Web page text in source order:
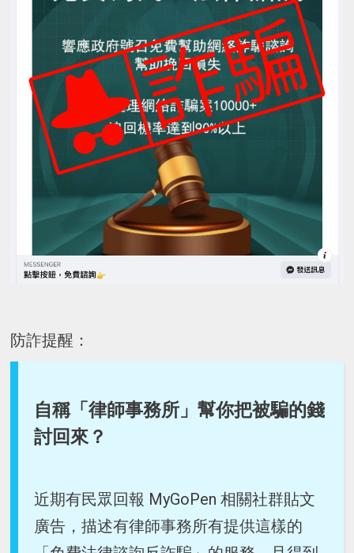
防詐提醒：
自稱「律師事務所」幫你把被騙的錢
討回來？
近期有民眾回報 MyGoPen 相關社群貼文
廣告，描述有律師事務所有提供這樣的